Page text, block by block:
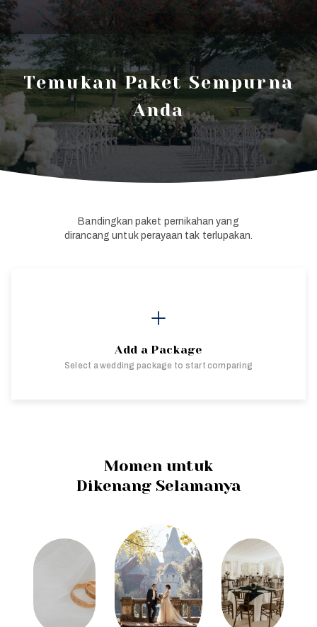
Temukan Paket Sempurna
Anda
Bandingkan paket pernikahan yang
dirancang untuk perayaan tak terlupakan.
Add a Package
Select a wedding package to start comparing
Momen untuk
Dikenang Selamanya